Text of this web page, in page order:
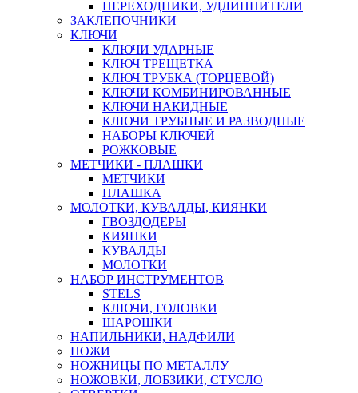
ПЕРЕХОДНИКИ, УДЛИННИТЕЛИ
ЗАКЛЕПОЧНИКИ
КЛЮЧИ
КЛЮЧИ УДАРНЫЕ
КЛЮЧ ТРЕЩЕТКА
КЛЮЧ ТРУБКА (ТОРЦЕВОЙ)
КЛЮЧИ КОМБИНИРОВАННЫЕ
КЛЮЧИ НАКИДНЫЕ
КЛЮЧИ ТРУБНЫЕ И РАЗВОДНЫЕ
НАБОРЫ КЛЮЧЕЙ
РОЖКОВЫЕ
МЕТЧИКИ - ПЛАШКИ
МЕТЧИКИ
ПЛАШКА
МОЛОТКИ, КУВАЛДЫ, КИЯНКИ
ГВОЗДОДЕРЫ
КИЯНКИ
КУВАЛДЫ
МОЛОТКИ
НАБОР ИНСТРУМЕНТОВ
STELS
КЛЮЧИ, ГОЛОВКИ
ШАРОШКИ
НАПИЛЬНИКИ, НАДФИЛИ
НОЖИ
НОЖНИЦЫ ПО МЕТАЛЛУ
НОЖОВКИ, ЛОБЗИКИ, СТУСЛО